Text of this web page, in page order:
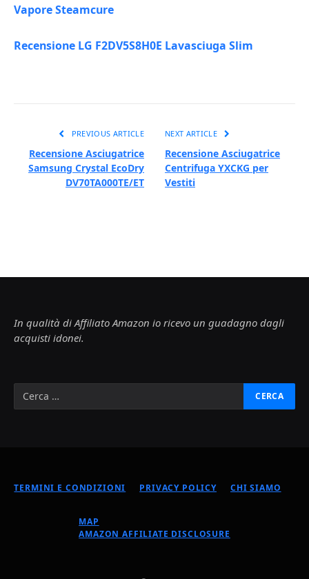
Vapore Steamcure
Recensione LG F2DV5S8H0E Lavasciuga Slim
PREVIOUS ARTICLE
Recensione Asciugatrice
Samsung Crystal EcoDry
DV70TA000TE/ET
NEXT ARTICLE
Recensione Asciugatrice
Centrifuga YXCKG per
Vestiti
In qualità di Affiliato Amazon io ricevo un guadagno dagli
acquisti idonei.
TERMINI E CONDIZIONI PRIVACY POLICY CHI SIAMO
MAP
AMAZON AFFILIATE DISCLOSURE